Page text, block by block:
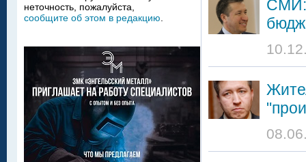
СМИ:
неточность, пожалуйста,
сообщите об этом в редакцию